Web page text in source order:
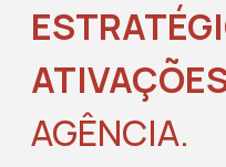
AGÊNCIA.